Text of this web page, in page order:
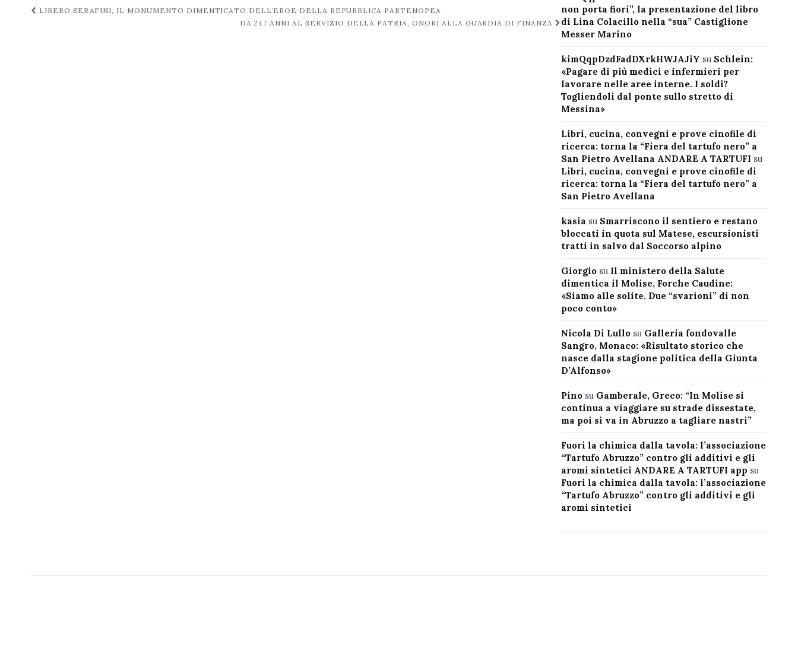
Navigazione
LIBERO SERAFINI, IL MONUMENTO DIMENTICATO DELL’EROE DELLA REPUBBLICA PARTENOPEA
DA 247 ANNI AL SERVIZIO DELLA PATRIA, ONORI ALLA GUARDIA DI FINANZA
non porta fiori”, la presentazione del libro
di Lina Colacillo nella “sua” Castiglione
Messer Marino
kimQqpDzdFadDXrkHWJAJiY su Schlein:
«Pagare di più medici e infermieri per
lavorare nelle aree interne. I soldi?
Togliendoli dal ponte sullo stretto di
Messina»
Libri, cucina, convegni e prove cinofile di
ricerca: torna la “Fiera del tartufo nero” a
San Pietro Avellana ANDARE A TARTUFI su
Libri, cucina, convegni e prove cinofile di
ricerca: torna la “Fiera del tartufo nero” a
San Pietro Avellana
kasia su Smarriscono il sentiero e restano
bloccati in quota sul Matese, escursionisti
tratti in salvo dal Soccorso alpino
Giorgiosu Il ministero della Salute
dimentica il Molise, Forche Caudine:
«Siamo alle solite. Due “svarioni” di non
poco conto»
Nicola Di Lullosu Galleria fondovalle
Sangro, Monaco: «Risultato storico che
nasce dalla stagione politica della Giunta
D’Alfonso»
Pinosu Gamberale, Greco: “In Molise si
continua a viaggiare su strade dissestate,
ma poi si va in Abruzzo a tagliare nastri”
Fuori la chimica dalla tavola: l’associazione
“Tartufo Abruzzo” contro gli additivi e gli
aromi sintetici ANDARE A TARTUFI app su
Fuori la chimica dalla tavola: l’associazione
“Tartufo Abruzzo” contro gli additivi e gli
aromi sintetici